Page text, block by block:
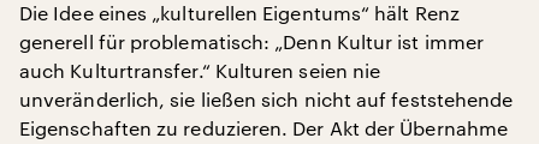
Die Idee eines „kulturellen Eigentums“ hält Renz
generell für problematisch: „Denn Kultur ist immer
auch Kulturtransfer.“ Kulturen seien nie
unveränderlich, sie ließen sich nicht auf feststehende
Eigenschaften zu reduzieren. Der Akt der Übernahme